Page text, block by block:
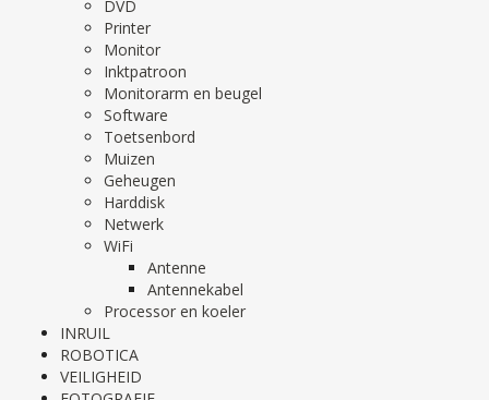
DVD
Printer
Monitor
Inktpatroon
Monitorarm en beugel
Software
Toetsenbord
Muizen
Geheugen
Harddisk
Netwerk
WiFi
Antenne
Antennekabel
Processor en koeler
INRUIL
ROBOTICA
VEILIGHEID